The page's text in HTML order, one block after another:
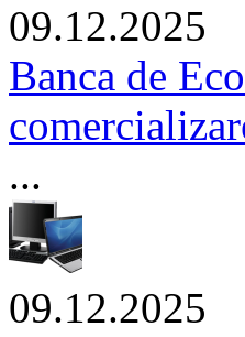
09.12.2025
Banca de
...
09.12.2025